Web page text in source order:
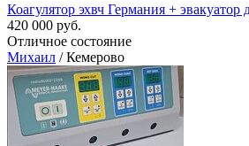
Коагулятор эхвч Германия +
420 000 руб.
Отличное состояние
Михаил / Кемерово